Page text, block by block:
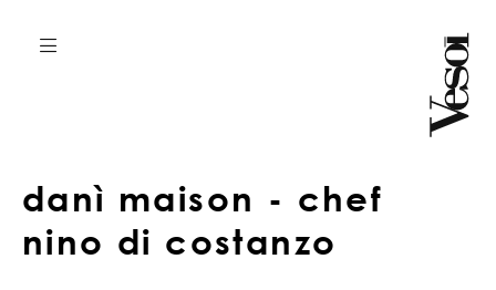
danì maison - chef
nino di costanzo